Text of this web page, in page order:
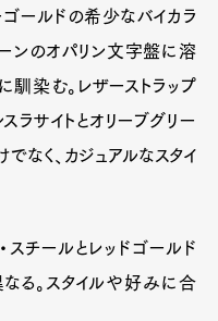
ゴールドの希少なバイカラ
ンのオパリン文字盤に溶
馴染む。レザーストラップ
サイトとオリーブグリー
なく、カジュアルなスタイ
スチールとレッドゴールド
る。スタイルや好みに合